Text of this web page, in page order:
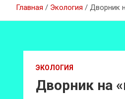
Главная Экология Дворник
ЭКОЛОГИЯ
Дворник на